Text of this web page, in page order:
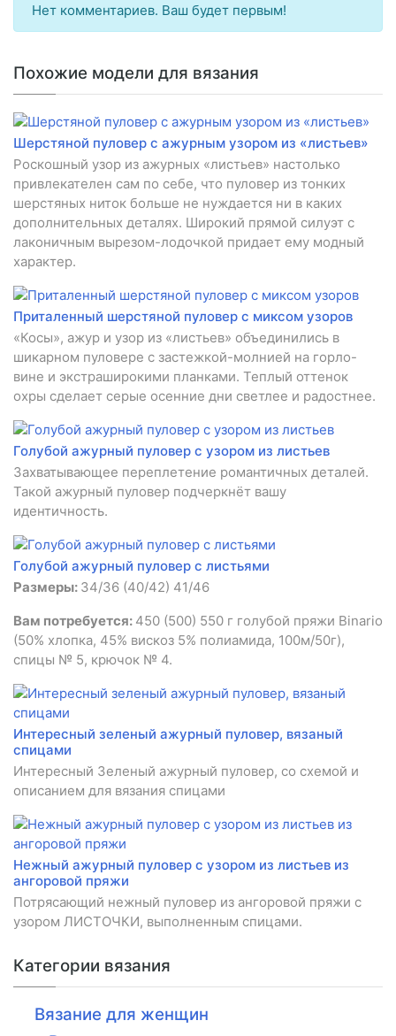
Нет комментариев. Ваш будет первым!
Похожие модели для вязания
Шерстяной пуловер с ажурным узором из «листьев»
Роскошный узор из ажурных «листьев» настолько
привлекателен сам по себе, что пуловер из тонких
шерстяных ниток больше не нуждается ни в каких
дополнительных деталях. Широкий прямой силуэт с
лаконичным вырезом-лодочкой придает ему модный
характер.
Приталенный шерстяной пуловер с миксом узоров
«Косы», ажур и узор из «листьев» объединились в
шикарном пуловере с застежкой-молнией на горло-
вине и экстраширокими планками. Теплый оттенок
охры сделает серые осенние дни светлее и радостнее.
Голубой ажурный пуловер с узором из листьев
Захватывающее переплетение романтичных деталей.
Такой ажурный пуловер подчеркнёт вашу
идентичность.
Голубой ажурный пуловер с листьями
Размеры: 34/36 (40/42) 41/46
Вам потребуется: 450 (500) 550 г голубой пряжи Binario
(50% хлопка, 45% вискоз 5% полиамида, 100м/50г),
спицы № 5, крючок № 4.
Интересный зеленый ажурный пуловер, вязаный
спицами
Интересный Зеленый ажурный пуловер, со схемой и
описанием для вязания спицами
Нежный ажурный пуловер с узором из листьев из
ангоровой пряжи
Потрясающий нежный пуловер из ангоровой пряжи с
узором ЛИСТОЧКИ, выполненным спицами.
Категории вязания
Вязание для женщин